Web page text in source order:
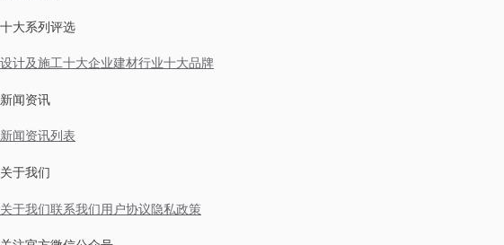
十大系列评选
设计及施工十大企业建材行业十大品牌
新闻资讯
新闻资讯列表
关于我们
关于我们联系我们用户协议隐私政策